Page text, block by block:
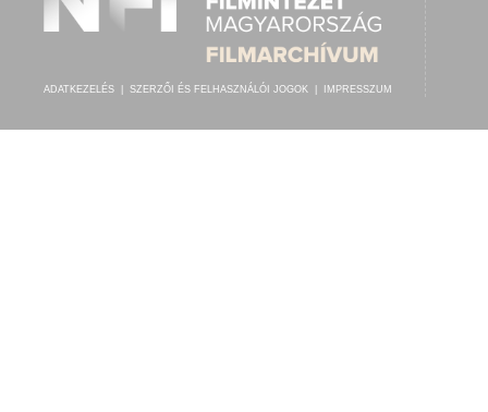
ADATKEZELÉS SZERZŐI ÉS FELHASZNÁLÓI JOGOK IMPRESSZUM